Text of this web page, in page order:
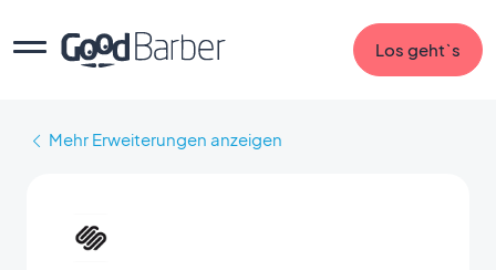
Los geht`s
Mehr Erweiterungen anzeigen